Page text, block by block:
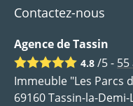
Contactez-nous
Agence de Tassin
4.8 /5 - 55
Immeuble "Les Parcs
69160 Tassin-la-